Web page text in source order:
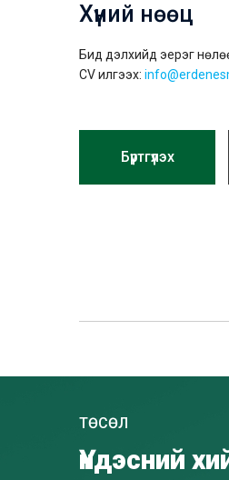
Хүний нөөц
Бид дэлхийд эерэг нөлөө
CV илгээх:
Бүртгүүлэх
ТӨСӨЛ
Үндэсний